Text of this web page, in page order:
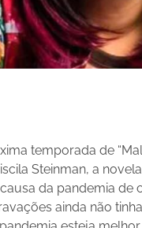
temporada de
Steinman, a
da pandemia de
ainda não